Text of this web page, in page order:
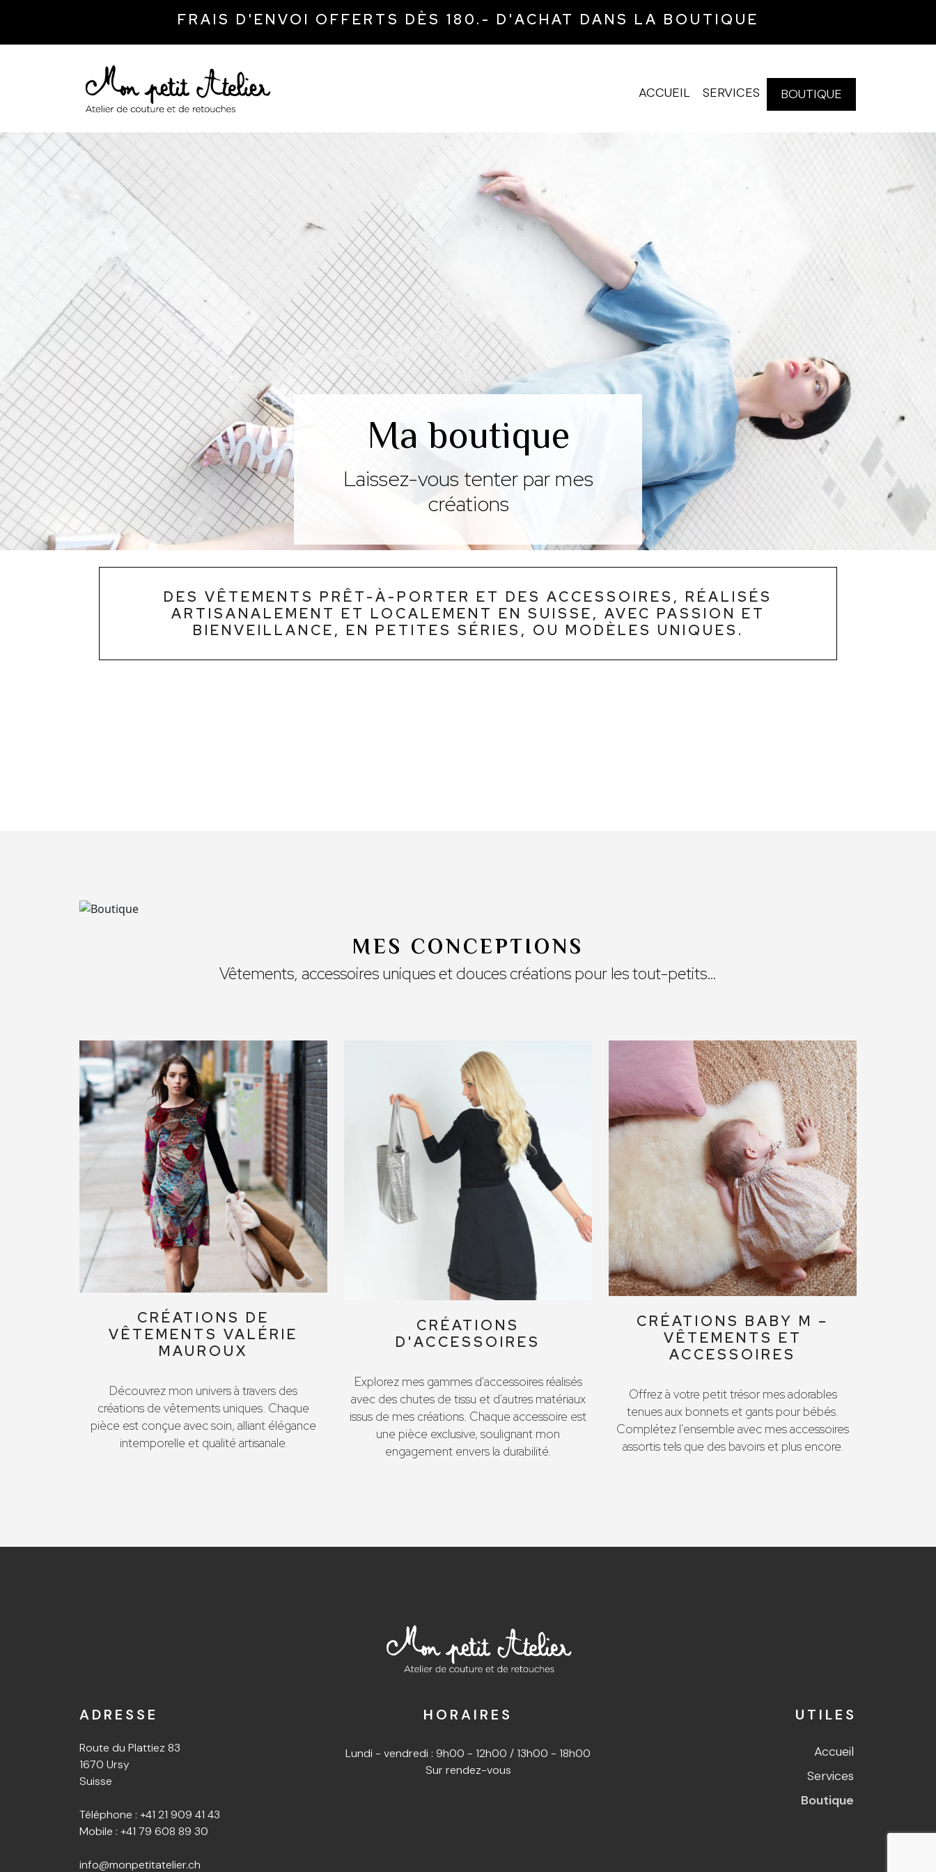
FRAIS D'ENVOI OFFERTS DÈS 180.- D'ACHAT DANS LA BOUTIQUE
ACCUEIL SERVICES BOUTIQUE
Ma boutique
Laissez-vous tenter par mes
créations
DES VÊTEMENTS PRÊT-À-PORTER ET DES ACCESSOIRES, RÉALISÉS
ARTISANALEMENT ET LOCALEMENT EN SUISSE, AVEC PASSION ET
BIENVEILLANCE, EN PETITES SÉRIES, OU MODÈLES UNIQUES.
MES CONCEPTIONS
Vêtements, accessoires uniques et douces créations pour les tout-petits…
CRÉATIONS DE
VÊTEMENTS VALÉRIE
MAUROUX
Découvrez mon univers à travers des
créations de vêtements uniques. Chaque
pièce est conçue avec soin, alliant élégance
intemporelle et qualité artisanale.
CRÉATIONS
D'ACCESSOIRES
Explorez mes gammes d'accessoires réalisés
avec des chutes de tissu et d'autres matériaux
issus de mes créations. Chaque accessoire est
une pièce exclusive, soulignant mon
engagement envers la durabilité.
CRÉATIONS BABY M –
VÊTEMENTS ET
ACCESSOIRES
Offrez à votre petit trésor mes adorables
tenues aux bonnets et gants pour bébés.
Complétez l'ensemble avec mes accessoires
assortis tels que des bavoirs et plus encore.
ADRESSE
Route du Plattiez 83
1670 Ursy
Suisse
Téléphone : +41 21 909 41 43
Mobile : +41 79 608 89 30
info@monpetitatelier.ch
HORAIRES
Lundi - vendredi : 9h00 - 12h00 / 13h00 - 18h00
Sur rendez-vous
UTILES
Accueil
Services
Boutique